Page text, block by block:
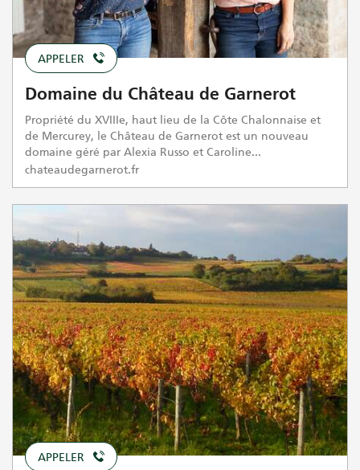
APPELER
Domaine du Château de Garnerot
Propriété du XVIIIe, haut lieu de la Côte Chalonnaise et
de Mercurey, le Château de Garnerot est un nouveau
domaine géré par Alexia Russo et Caroline...
chateaudegarnerot.fr
APPELER